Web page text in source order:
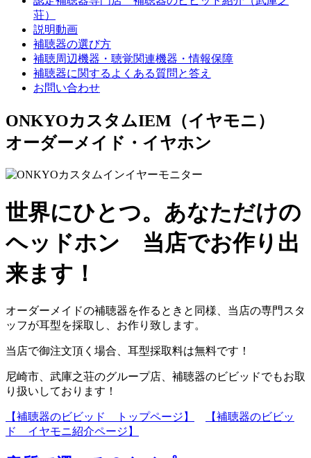
荘）
説明動画
補聴器の選び方
補聴周辺機器・聴覚関連機器・情報保障
補聴器に関するよくある質問と答え
お問い合わせ
ONKYOカスタムIEM（イヤモニ）
オーダーメイド・イヤホン
世界にひとつ。あなただけの
ヘッドホン 当店でお作り出
来ます！
オーダーメイドの補聴器を作るときと同様、当店の専門スタ
ッフが耳型を採取し、お作り致します。
当店で御注文頂く場合、耳型採取料は無料です！
尼崎市、武庫之荘のグループ店、補聴器のビビッドでもお取
り扱いしております！
【補聴器のビビッド トップページ】
【補聴器のビビッ
ド イヤモニ紹介ページ】